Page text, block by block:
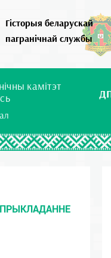
Гісторыя беларускай
пагранічнай службы
камітэт